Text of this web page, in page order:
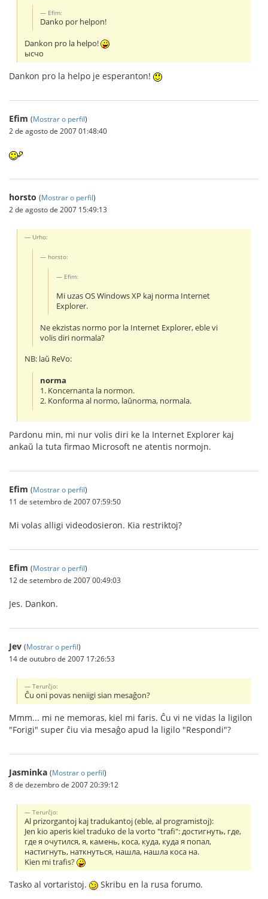
Efim:
Danko por helpon!
Dankon pro la helpo!
ысчо
Dankon pro la helpo je esperanton!
Efim (Mostrar o perfil)
2 de agosto de 2007 01:48:40
horsto (Mostrar o perfil)
2 de agosto de 2007 15:49:13
Urho:
horsto:
Efim:
Mi uzas OS Windows XP kaj norma Internet
Explorer.
Ne ekzistas normo por la Internet Explorer, eble vi
volis diri normala?
NB: laŭ ReVo:
norma
1. Koncernanta la normon.
2. Konforma al normo, laŭnorma, normala.
Pardonu min, mi nur volis diri ke la Internet Explorer kaj
ankaŭ la tuta firmao Microsoft ne atentis normojn.
Efim (Mostrar o perfil)
11 de setembro de 2007 07:59:50
Mi volas alligi videodosieron. Kia restriktoj?
Efim (Mostrar o perfil)
12 de setembro de 2007 00:49:03
Jes. Dankon.
Jev (Mostrar o perfil)
14 de outubro de 2007 17:26:53
Terurĉjo:
Ĉu oni povas neniigi sian mesaĝon?
Mmm... mi ne memoras, kiel mi faris. Ĉu vi ne vidas la ligilon
"Forigi" super ĉiu via mesaĝo apud la ligilo "Respondi"?
Jasminka (Mostrar o perfil)
8 de dezembro de 2007 20:39:12
Terurĉjo:
Al prizorgantoj kaj tradukantoj (eble, al programistoj):
Jen kio aperis kiel traduko de la vorto "trafi": достигнуть, где,
где я очутился, я, камень, коса, куда, куда я попал,
настигнуть, наткнуться, нашла, нашла коса на.
Kien mi trafis?
Tasko al vortaristoj. Skribu en la rusa forumo.